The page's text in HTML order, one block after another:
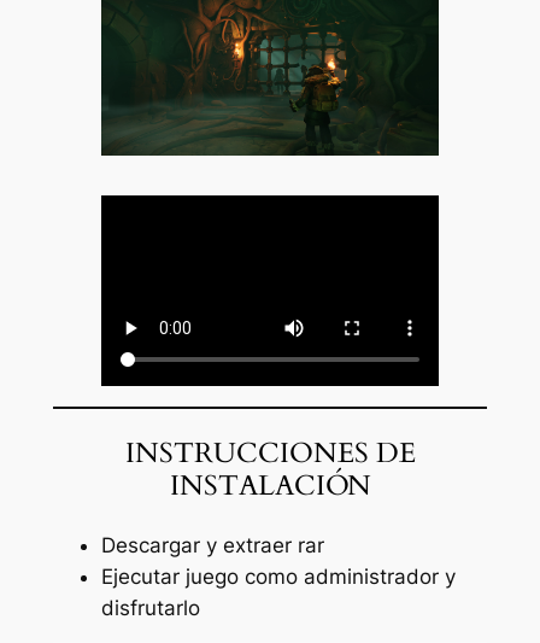
INSTRUCCIONES DE
INSTALACIÓN
Descargar y extraer rar
Ejecutar juego como administrador y
disfrutarlo